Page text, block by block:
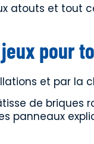
atouts et tout
pour
et par la
de briques
panneaux